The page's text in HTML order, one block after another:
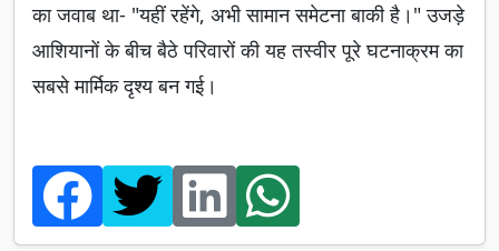
का जवाब था- "यहीं रहेंगे, अभी सामान समेटना बाकी है।" उजड़े
आशियानों के बीच बैठे परिवारों की यह तस्वीर पूरे घटनाक्रम का
सबसे मार्मिक दृश्य बन गई।